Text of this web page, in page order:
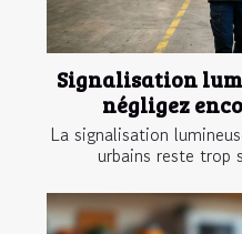
Signalisation
négligez
La signalisation
urbains reste trop